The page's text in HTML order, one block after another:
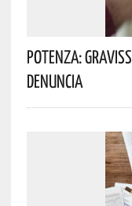
Potenza:
Denuncia